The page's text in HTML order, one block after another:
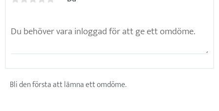
Bli den första att lämna ett omdöme.